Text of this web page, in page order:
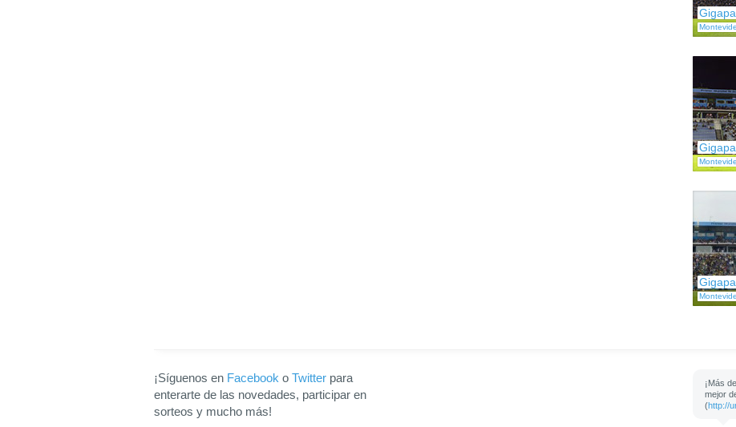
¡Síguenos en Facebook o Twitter para
enterarte de las novedades, participar en
sorteos y mucho más!
¡Más
mejor
(http://